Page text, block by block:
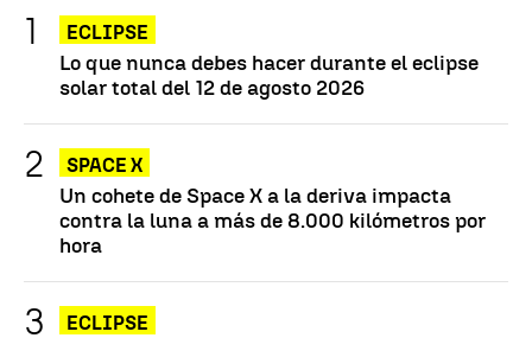
ECLIPSE
Lo que nunca debes hacer durante el eclipse
solar total del 12 de agosto 2026
SPACE X
Un cohete de Space X a la deriva impacta
contra la luna a más de 8.000 kilómetros por
hora
ECLIPSE